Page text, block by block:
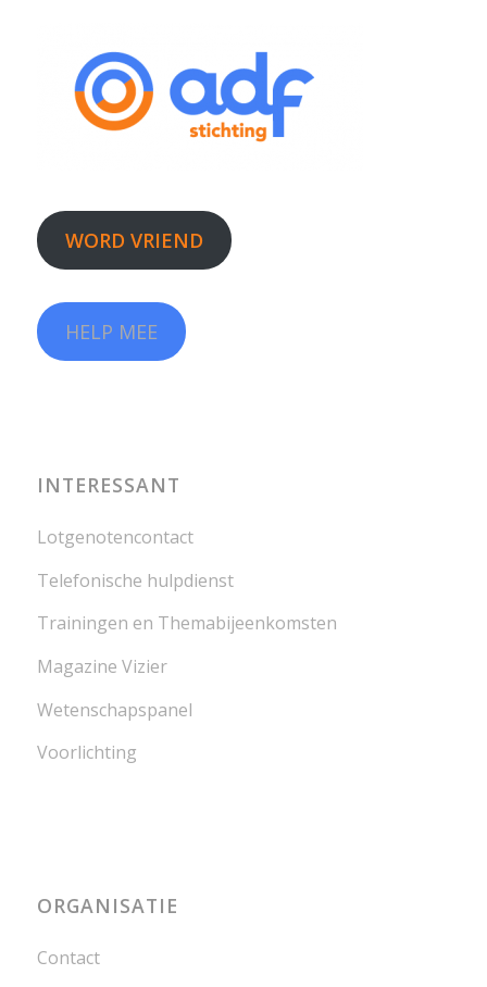
WORD VRIEND
HELP MEE
INTERESSANT
Lotgenotencontact
Telefonische hulpdienst
Trainingen en Themabijeenkomsten
Magazine Vizier
Wetenschapspanel
Voorlichting
ORGANISATIE
Contact